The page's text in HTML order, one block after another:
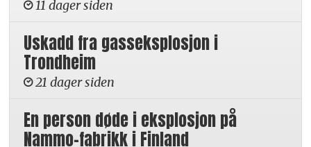
11 dager siden
Uskadd fra gasseksplosjon i
Trondheim
21 dager siden
En person døde i eksplosjon på
Nammo-fabrikk i Finland